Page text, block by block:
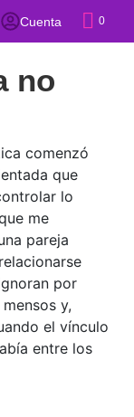
Cuenta 0
no
comenzó
que
lo
me
pareja
por
y,
el vínculo
entre los